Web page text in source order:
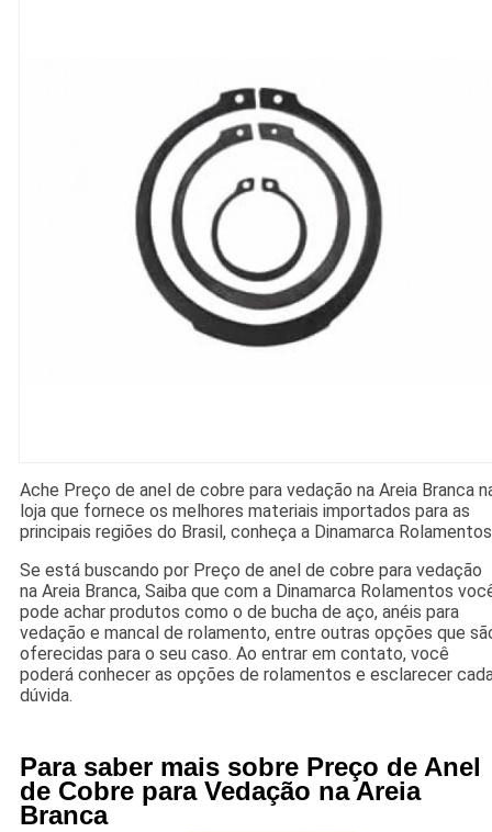
Ache Preço de anel de cobre para vedação na Areia Branca
loja que fornece os melhores materiais importados para as
principais regiões do Brasil, conheça a Dinamarca
Se está buscando por Preço de anel de cobre para vedação
na Areia Branca, Saiba que com a Dinamarca Rolamentos
pode achar produtos como o de bucha de aço, anéis para
vedação e mancal de rolamento, entre outras opções que
oferecidas para o seu caso. Ao entrar em contato, você
poderá conhecer as opções de rolamentos e esclarecer
dúvida.
Para saber mais sobre Preço de Anel
de Cobre para Vedação na Areia
Branca